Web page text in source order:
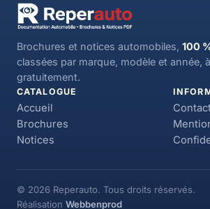
Brochures et notices automobiles, 100
classées par marque, modèle et année,
gratuitement.
CATALOGUE
Accueil
Brochures
Notices
© 2026 Reperauto. Tous droits réservés.
Réalisation Webbenprod